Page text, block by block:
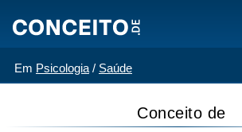
Em Psicologia / Saúde
Conceito de